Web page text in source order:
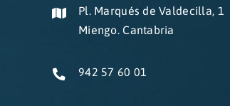
Pl. Marqués de Valdecilla, 1
Miengo. Cantabria
942 57 60 01